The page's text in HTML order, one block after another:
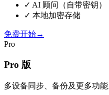
✓ AI 顾问（自带密钥）
✓ 本地加密存储
免费开始→
Pro
Pro 版
多设备同步、备份及更多功能